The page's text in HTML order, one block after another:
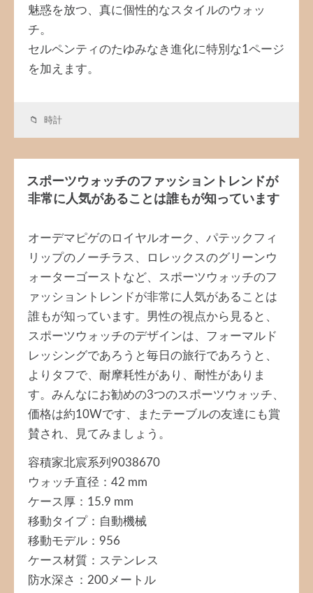
魅惑を放つ、真に個性的なスタイルのウォッ
チ。
セルペンティのたゆみなき進化に特別な1ページ
を加えます。
時計
スポーツウォッチのファッショントレンドが
非常に人気があることは誰もが知っています
オーデマピゲのロイヤルオーク、パテックフィ
リップのノーチラス、ロレックスのグリーンウ
ォーターゴーストなど、スポーツウォッチのフ
ァッショントレンドが非常に人気があることは
誰もが知っています。男性の視点から見ると、
スポーツウォッチのデザインは、フォーマルド
レッシングであろうと毎日の旅行であろうと、
よりタフで、耐摩耗性があり、耐性がありま
す。みんなにお勧めの3つのスポーツウォッチ、
価格は約10Wです、またテーブルの友達にも賞
賛され、見てみましょう。
容積家北宸系列9038670
ウォッチ直径：42 mm
ケース厚：15.9 mm
移動タイプ：自動機械
移動モデル：956
ケース材質：ステンレス
防水深さ：200メートル